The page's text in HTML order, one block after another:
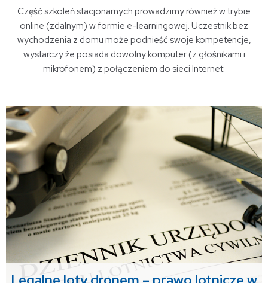
Część szkoleń stacjonarnych prowadzimy również w trybie
online (zdalnym) w formie e-learningowej. Uczestnik bez
wychodzenia z domu może podnieść swoje kompetencje,
wystarczy że posiada dowolny komputer (z głośnikami i
mikrofonem) z połączeniem do sieci Internet.